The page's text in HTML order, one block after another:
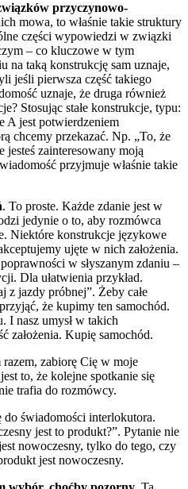
przyczynowo-
mowa, to właśnie takie struktury
części wypowiedzi w związki
– co kluczowe w tym
na taką konstrukcję sam uznaje,
jeśli pierwsza część takiego
uznaje, że druga również
Stosując stałe konstrukcje, typu:
A jest potwierdzeniem
chcemy przekazać. Np. „To, że
jesteś zainteresowany moją
przyjmuje właśnie takie
. To proste. Każde zdanie jest w
jedynie o to, aby rozmówca
Niektóre konstrukcje językowe
ujęte w nich założenia.
w słyszanym zdaniu –
Dla ułatwienia przykład.
z jazdy próbnej”. Żeby całe
że kupimy ten samochód.
I nasz umysł w takich
założenia. Kupię samochód.
zabiorę Cię w moje
to, że kolejne spotkanie się
trafia do rozmówcy.
do świadomości interlokutora.
jest to produkt?”. Pytanie nie
nowoczesny, tylko do tego, czy
jest nowoczesny.